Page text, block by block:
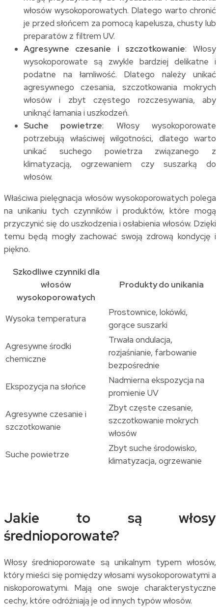
włosów wysokoporowatych. Dlatego warto chronić
je przed słońcem za pomocą kapelusza, chusty lub
preparatów z filtrem UV.
Agresywne czesanie i szczotkowanie: Włosy
wysokoporowate są zwykle bardziej delikatne i
podatne na łamliwość. Dlatego należy unikać
agresywnego czesania, szczotkowania mokrych
włosów i zbyt częstego rozczesywania, aby
uniknąć łamania i uszkodzeń.
Suche powietrze: Włosy wysokoporowate
potrzebują właściwej wilgotności, dlatego warto
unikać suchego powietrza związanego z
klimatyzacją, ogrzewaniem czy suszarką do
włosów.
Właściwa pielęgnacja włosów wysokoporowatych polega
na unikaniu tych czynników i produktów, które mogą
przyczynić się do uszkodzenia i osłabienia włosów. Dzięki
temu będą mogły zachować swoją zdrową kondycję i
piękno.
Szkodliwe czynniki dla
włosów
wysokoporowatych
Produkty do unikania
Wysoka temperatura
Prostownice, lokówki,
gorące suszarki
Agresywne środki
chemiczne
Trwała ondulacja,
rozjaśnianie, farbowanie
bezpośrednie
Ekspozycja na słońce
Nadmierna ekspozycja na
promienie UV
Agresywne czesanie i
szczotkowanie
Zbyt częste czesanie,
szczotkowanie mokrych
włosów
Suche powietrze
Zbyt suche środowisko,
klimatyzacja, ogrzewanie
Jakie to są włosy
średnioporowate?
Włosy średnioporowate są unikalnym typem włosów,
który mieści się pomiędzy włosami wysokoporowatymi a
niskoporowatymi. Mają one swoje charakterystyczne
cechy, które odróżniają je od innych typów włosów.